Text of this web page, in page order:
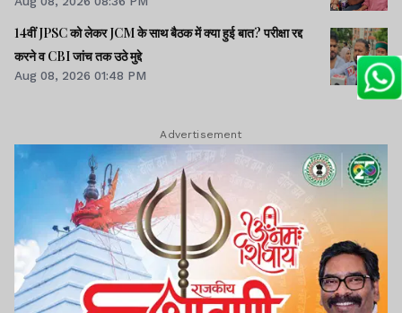
14वीं JPSC को लेकर JCM के साथ बैठक में क्या हुई बात? परीक्षा रद्द
करने व CBI जांच तक उठे मुद्दे
Aug 08, 2026 01:48 PM
Advertisement